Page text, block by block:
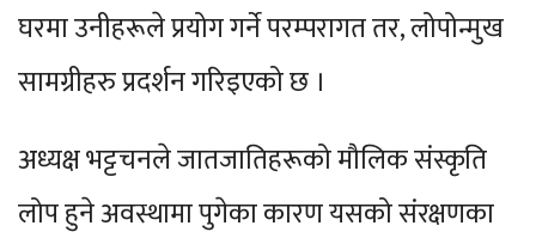
घरमा उनीहरूले प्रयोग गर्ने परम्परागत तर, लोपोन्मुख
सामग्रीहरु प्रदर्शन गरिइएको छ ।
अध्यक्ष भट्टचनले जातजातिहरूको मौलिक संस्कृति
लोप हुने अवस्थामा पुगेका कारण यसको संरक्षणका